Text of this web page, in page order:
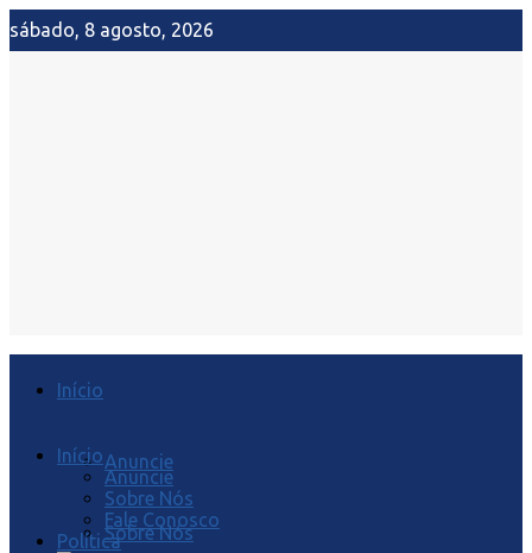
sábado, 8 agosto, 2026
Início
Anuncie
Sobre Nós
Início
Anuncie
Sobre Nós
Fale Conosco
Política